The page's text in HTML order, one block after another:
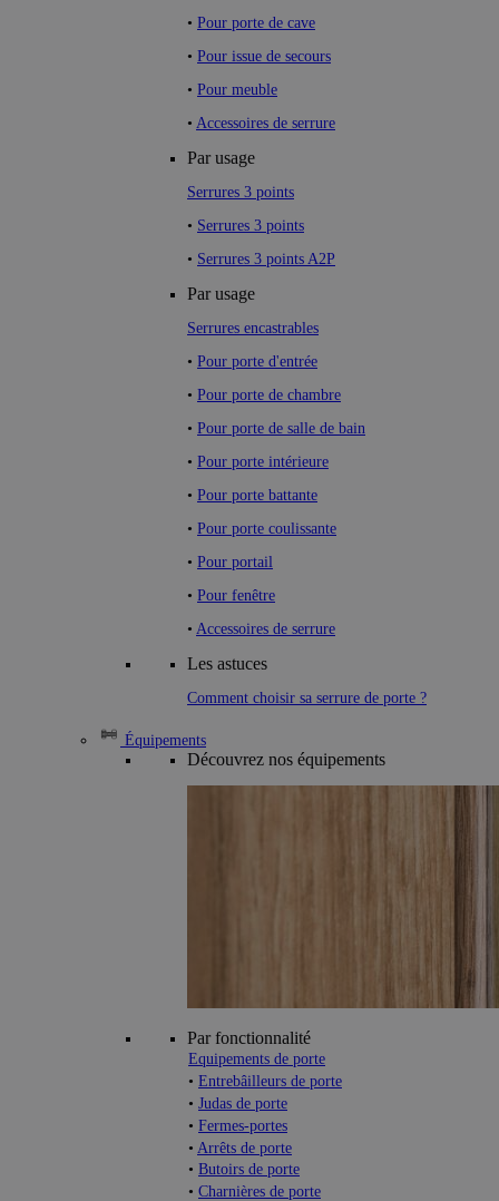
• Pour porte de cave
• Pour issue de secours
• Pour meuble
• Accessoires de serrure
Par usage
Serrures 3 points
• Serrures 3 points
• Serrures 3 points A2P
Par usage
Serrures encastrables
• Pour porte d'entrée
• Pour porte de chambre
• Pour porte de salle de bain
• Pour porte intérieure
• Pour porte battante
• Pour porte coulissante
• Pour portail
• Pour fenêtre
• Accessoires de serrure
Les astuces
Comment choisir sa serrure de porte ?
Équipements
Découvrez nos équipements
Par fonctionnalité
Equipements de porte
• Entrebâilleurs de porte
• Judas de porte
• Fermes-portes
• Arrêts de porte
• Butoirs de porte
• Charnières de porte